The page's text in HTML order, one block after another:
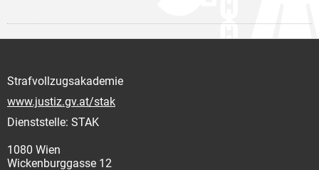
Strafvollzugsakademie
www.justiz.gv.at/stak
Dienststelle: STAK
1080 Wien
Wickenburggasse 12